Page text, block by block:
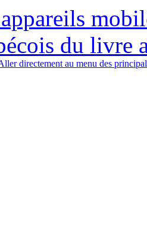
du livre
directement au menu des